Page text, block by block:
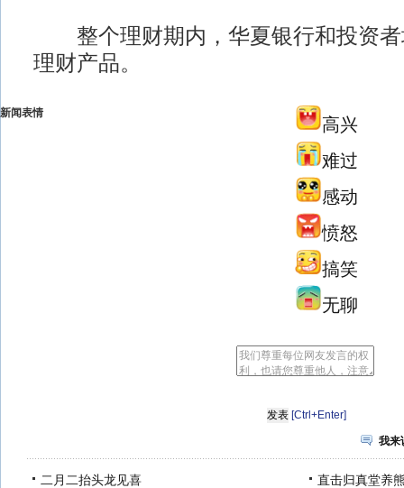
整个理财期内，华夏银行和投资者
理财产品。
新闻表情
高兴
难过
感动
愤怒
搞笑
无聊
[Ctrl+Enter]
我来
二月二抬头龙见喜 直击归真堂养